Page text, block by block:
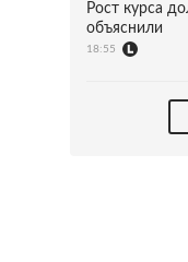
Рост курса
объяснили
18:55